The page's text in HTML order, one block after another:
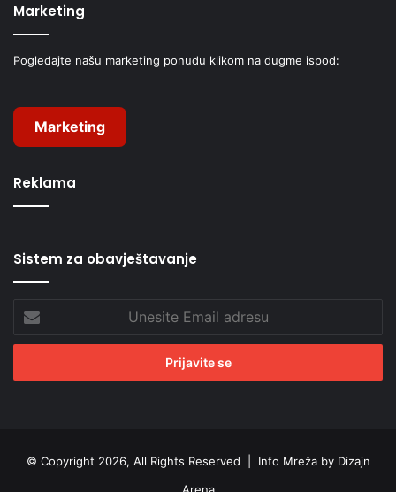
Marketing
Pogledajte našu marketing ponudu klikom na dugme ispod:
Marketing
Reklama
Sistem za obavještavanje
Email
adresu
© Copyright 2026, All Rights Reserved | Info Mreža by Dizajn